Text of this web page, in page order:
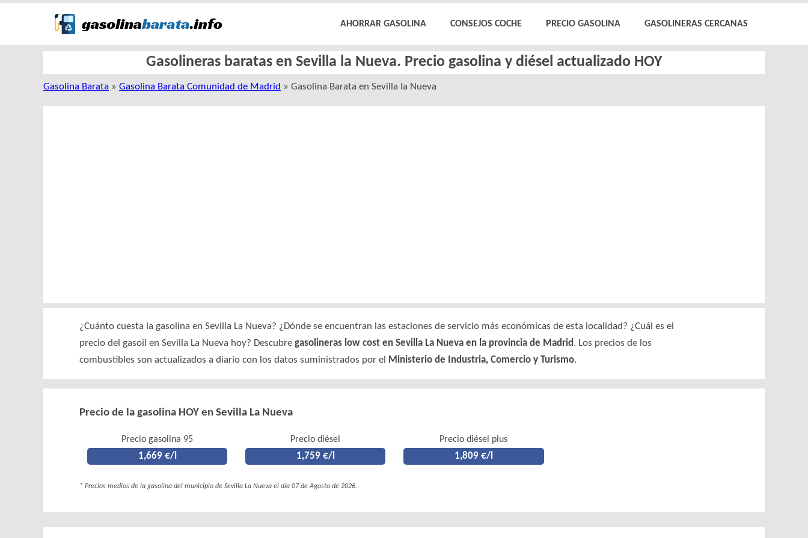
AHORRAR GASOLINA CONSEJOS COCHE PRECIO GASOLINA GASOLINERAS CERCANAS
Gasolineras baratas en Sevilla la Nueva. Precio gasolina y diésel actualizado HOY
Gasolina Barata » Gasolina Barata Comunidad de Madrid » Gasolina Barata en Sevilla la Nueva
¿Cuánto cuesta la gasolina en Sevilla La Nueva? ¿Dónde se encuentran las estaciones de servicio más económicas de esta localidad? ¿Cuál es el
precio del gasoil en Sevilla La Nueva hoy? Descubre gasolineras low cost en Sevilla La Nueva en la provincia de Madrid. Los precios de los
combustibles son actualizados a diario con los datos suministrados por el
Ministerio de Industria, Comercio y Turismo.
Precio de la gasolina HOY en Sevilla La Nueva
Precio gasolina 95
1,669 €/l
Precio diésel
1,759 €/l
Precio diésel plus
1,809 €/l
* Precios medios de la gasolina del municipio de Sevilla La Nueva el día 07 de Agosto de 2026.